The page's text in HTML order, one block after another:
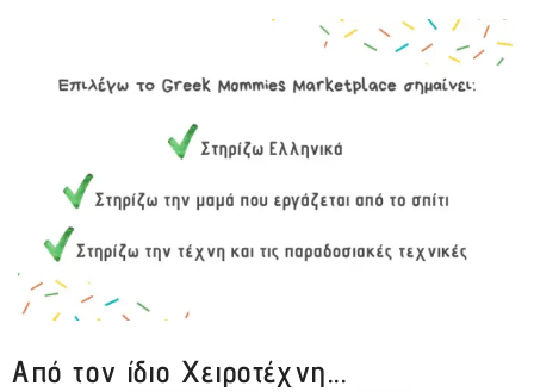
Από τον ίδιο Χειροτέχνη...